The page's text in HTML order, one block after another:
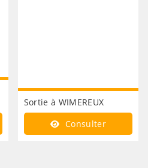
Sortie à WIMEREUX
Consulter